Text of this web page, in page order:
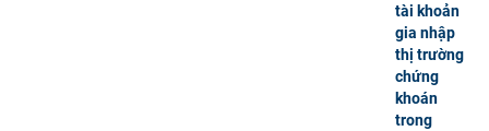
tài khoản
gia nhập
thị trường
chứng
khoán
trong